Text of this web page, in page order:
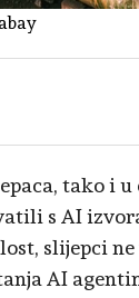
tako i
s AI
slijepci
AI